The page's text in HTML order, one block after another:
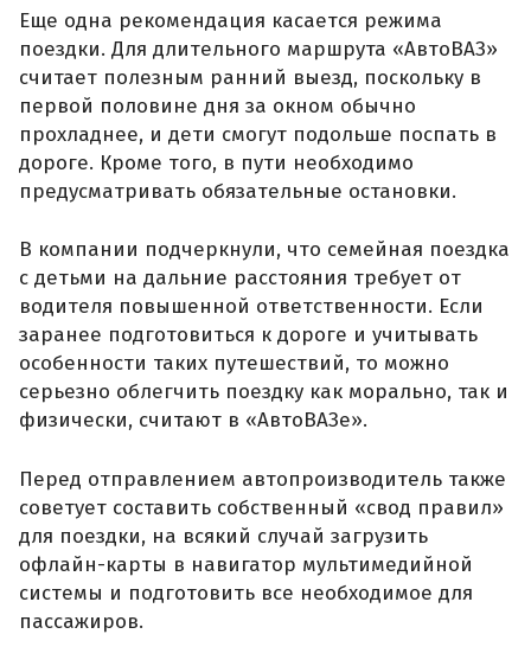
Еще одна рекомендация касается режима
поездки. Для длительного маршрута «АвтоВАЗ»
считает полезным ранний выезд, поскольку в
первой половине дня за окном обычно
прохладнее, и дети смогут подольше поспать в
дороге. Кроме того, в пути необходимо
предусматривать обязательные остановки.
В компании подчеркнули, что семейная поездка
с детьми на дальние расстояния требует от
водителя повышенной ответственности. Если
заранее подготовиться к дороге и учитывать
особенности таких путешествий, то можно
серьезно облегчить поездку как морально, так и
физически, считают в «АвтоВАЗе».
Перед отправлением автопроизводитель также
советует составить собственный «свод правил»
для поездки, на всякий случай загрузить
офлайн-карты в навигатор мультимедийной
системы и подготовить все необходимое для
пассажиров.